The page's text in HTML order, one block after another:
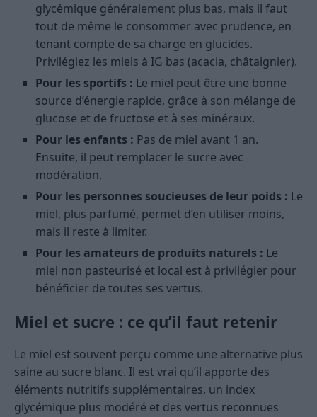
glycémique généralement plus bas, mais il faut
tout de même le consommer avec prudence, en
tenant compte de sa charge en glucides.
Privilégiez les miels à IG bas (acacia, châtaignier).
Pour les sportifs : Le miel peut être une bonne
source d’énergie rapide, grâce à son mélange de
glucose et de fructose et à ses minéraux.
Pour les enfants : Pas de miel avant 1 an.
Ensuite, il peut remplacer le sucre avec
modération.
Pour les personnes soucieuses de leur poids : Le
miel, plus parfumé, permet d’en utiliser moins,
mais il reste à limiter.
Pour les amateurs de produits naturels : Le
miel non pasteurisé et local est à privilégier pour
bénéficier de toutes ses vertus.
Miel et sucre : ce qu’il faut retenir
Le miel est souvent perçu comme une alternative plus
saine au sucre blanc. Il est vrai qu’il apporte des
éléments nutritifs supplémentaires, un index
glycémique plus modéré et des vertus reconnues